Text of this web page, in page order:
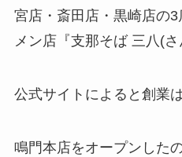
宮店・斎田店・黒崎店の
メン店『支那そば 三八(さ
公式サイトによると創業
鳴門本店をオープンした